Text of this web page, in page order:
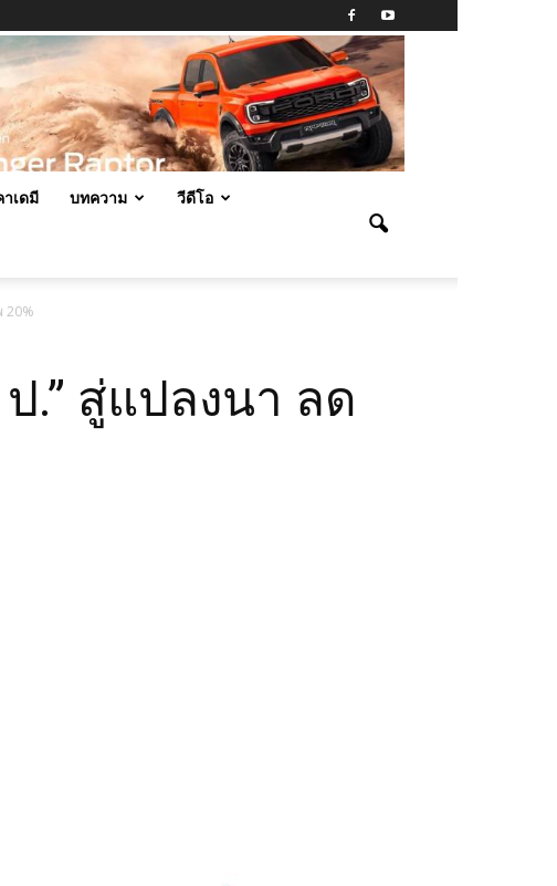
าเดมี บทความ วีดีโอ
20%
.” สู่แปลงนา ลด